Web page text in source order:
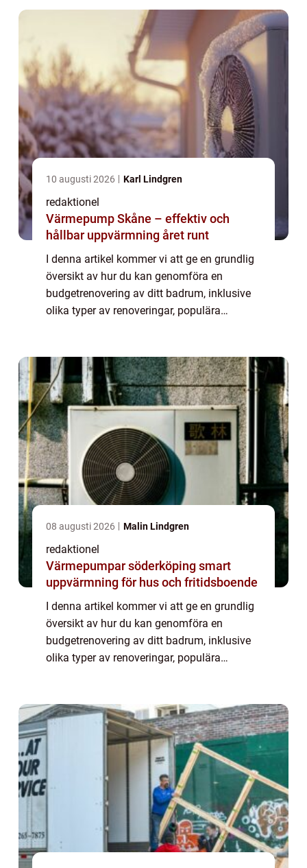
10 augusti 2026 Karl Lindgren
redaktionel
Värmepump Skåne – effektiv och
hållbar uppvärmning året runt
I denna artikel kommer vi att ge en grundlig
översikt av hur du kan genomföra en
budgetrenovering av ditt badrum, inklusive
olika typer av renoveringar, populära
möjligt A...
08 augusti 2026 Malin Lindgren
redaktionel
Värmepumpar söderköping smart
uppvärmning för hus och fritidsboende
I denna artikel kommer vi att ge en grundlig
översikt av hur du kan genomföra en
budgetrenovering av ditt badrum, inklusive
olika typer av renoveringar, populära
möjligt A...